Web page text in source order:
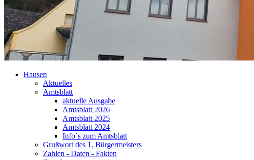
Hausen
Aktuelles
Amtsblatt
aktuelle Ausgabe
Amtsblatt 2026
Amtsblatt 2025
Amtsblatt 2024
Info´s zum Amtsblatt
Grußwort des 1. Bürgermeisters
Zahlen - Daten - Fakten